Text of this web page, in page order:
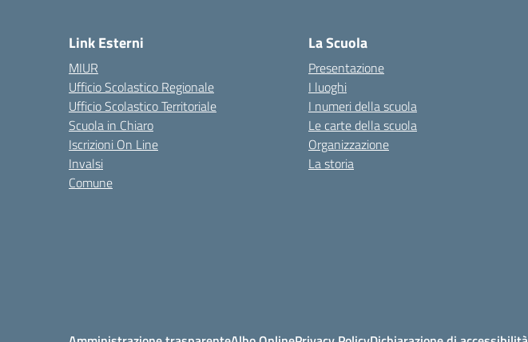
Link Esterni
MIUR
Ufficio Scolastico Regionale
Ufficio Scolastico Territoriale
Scuola in Chiaro
Iscrizioni On Line
Invalsi
Comune
La Scuola
Presentazione
I luoghi
I numeri della scuola
Le carte della scuola
Organizzazione
La storia